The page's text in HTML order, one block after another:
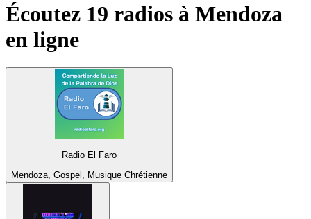
Écoutez 19 radios à Mendoza
en ligne
Radio El Faro
Mendoza, Gospel, Musique Chrétienne